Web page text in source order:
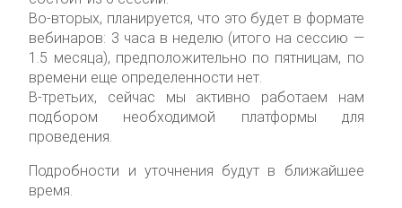
Во-вторых, планируется, что это будет в формате
вебинаров: 3 часа в неделю (итого на сессию —
1.5 месяца), предположительно по пятницам, по
времени еще определенности нет.
В-третьих, сейчас мы активно работаем нам
подбором необходимой платформы для
проведения.
Подробности и уточнения будут в ближайшее
время.